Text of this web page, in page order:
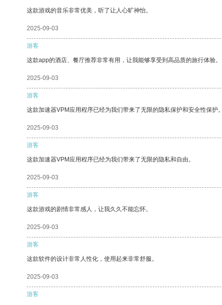
这款游戏的音乐非常优美，听了让人心旷神怡。
2025-09-03
游客
这款app的酒店、餐厅推荐非常有用，让我能够享受到高品质的旅行体验。
2025-09-03
游客
这款加速器VPM应用程序已经为我们带来了无限的隐私保护和安全性保护
2025-09-03
游客
这款加速器VPM应用程序已经为我们带来了无限的隐私和自由。
2025-09-03
游客
这款游戏的剧情非常感人，让我久久不能忘怀。
2025-09-03
游客
这款软件的设计非常人性化，使用起来非常舒服。
2025-09-03
游客